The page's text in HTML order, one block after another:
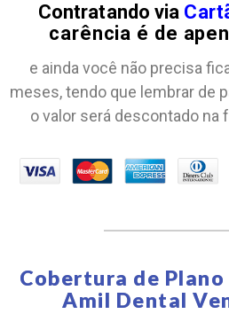
Contratando via
carência é de
e ainda você não precisa
meses, tendo que lembrar de
o valor será descontado na
Cobertura de
Amil Dental